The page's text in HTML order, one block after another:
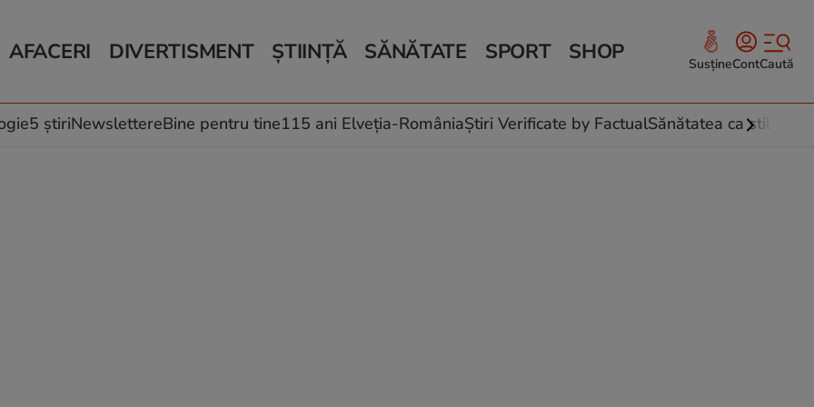
AFACERI
Auto
Locuri de muncă
DIVERTISMENT
Horoscop
Muzică și Filme
ȘTIINȚĂ
Schimbări climatice
SĂNĂTATE
Relații
Rețete culinare
SPORT SHOP SusțineContCaută
5 știriNewslettereBine pentru tine115 ani Elveția-RomâniaȘtiri Verificate by FactualSănătatea ca stil de